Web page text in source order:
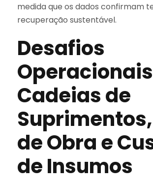
medida que os dados confirmam
recuperação sustentável.
Desafios
Cadeias de
de Obra e
de Insumos